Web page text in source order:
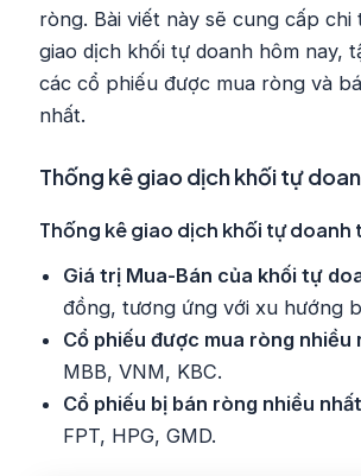
ròng. Bài viết này sẽ cung cấp
giao dịch khối tự doanh hôm nay,
các cổ phiếu được mua ròng và
nhất.
Thống kê giao dịch khối tự
Thống kê giao dịch khối tự doanh
Giá trị Mua-Bán của khối tự
đồng, tương ứng với xu hướng
Cổ phiếu được mua ròng nhiều
MBB, VNM, KBC.
Cổ phiếu bị bán ròng nhiều
FPT, HPG, GMD.